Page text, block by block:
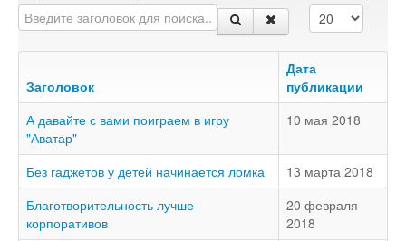
Доступная среда
Accessibility Audit
Наш аудит доступности
Подтверждение доступности
Наши проекты
Our projects
Публичная отетность
Our public reporting
Заголовок
Дата
публикации
А давайте с вами поиграем в игру
"Аватар"
10 мая 2018
Без гаджетов у детей начинается ломка
13 марта 2018
Благотворительность лучше
корпоративов
20 февраля
2018